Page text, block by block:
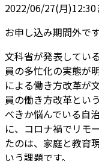
2022/06/27(月)12:30
お申し込み期間外です
文科省が発表してい
員の多忙化の実態が
による働き方改革が
員の働き方改革とい
べきか悩んでいる自
に、コロナ禍でリモ
たのは、家庭と教育
いう課題です。